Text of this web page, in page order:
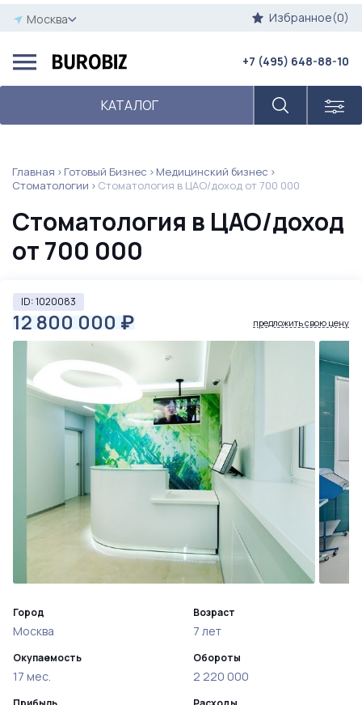
Москва Избранное(0)
КАТАЛОГ
+7 (495) 648-88-10
Главная Готовый Бизнес
Медицинский бизнес
Стоматологии
Стоматология в ЦАО/доход от 700 000
Стоматология в ЦАО/доход
от 700 000
ID: 1020083
12 800 000 ₽ предложить свою цену
Город
Москва
Окупаемость
17 мес.
Возраст
7 лет
Обороты
2 220 000